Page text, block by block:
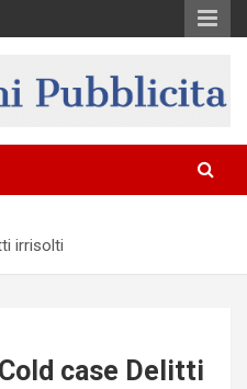
irrisolti
case Delitti